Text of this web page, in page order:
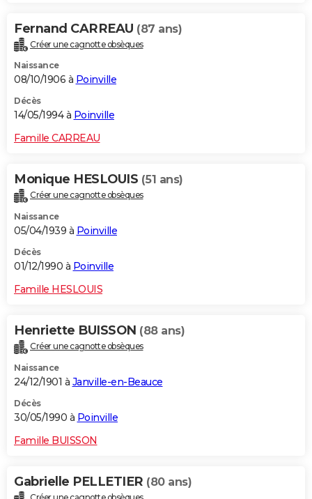
Fernand CARREAU (87 ans)
Créer une cagnotte obsèques
Naissance
08/10/1906 à Poinville
Décès
14/05/1994 à Poinville
Famille CARREAU
Monique HESLOUIS (51 ans)
Créer une cagnotte obsèques
Naissance
05/04/1939 à Poinville
Décès
01/12/1990 à Poinville
Famille HESLOUIS
Henriette BUISSON (88 ans)
Créer une cagnotte obsèques
Naissance
24/12/1901 à Janville-en-Beauce
Décès
30/05/1990 à Poinville
Famille BUISSON
Gabrielle PELLETIER (80 ans)